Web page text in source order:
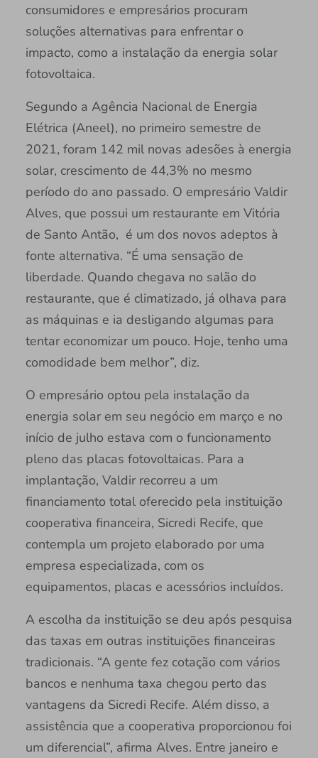
consumidores e empresários procuram
soluções alternativas para enfrentar o
impacto, como a instalação da energia solar
fotovoltaica.
Segundo a Agência Nacional de Energia
Elétrica (Aneel), no primeiro semestre de
2021, foram 142 mil novas adesões à energia
solar, crescimento de 44,3% no mesmo
período do ano passado. O empresário Valdir
Alves, que possui um restaurante em Vitória
de Santo Antão, é um dos novos adeptos à
fonte alternativa. “É uma sensação de
liberdade. Quando chegava no salão do
restaurante, que é climatizado, já olhava para
as máquinas e ia desligando algumas para
tentar economizar um pouco. Hoje, tenho uma
comodidade bem melhor”, diz.
O empresário optou pela instalação da
energia solar em seu negócio em março e no
início de julho estava com o funcionamento
pleno das placas fotovoltaicas. Para a
implantação, Valdir recorreu a um
financiamento total oferecido pela instituição
cooperativa financeira, Sicredi Recife, que
contempla um projeto elaborado por uma
empresa especializada, com os
equipamentos, placas e acessórios incluídos.
A escolha da instituição se deu após pesquisa
das taxas em outras instituições financeiras
tradicionais. “A gente fez cotação com vários
bancos e nenhuma taxa chegou perto das
vantagens da Sicredi Recife. Além disso, a
assistência que a cooperativa proporcionou foi
um diferencial”, afirma Alves. Entre janeiro e